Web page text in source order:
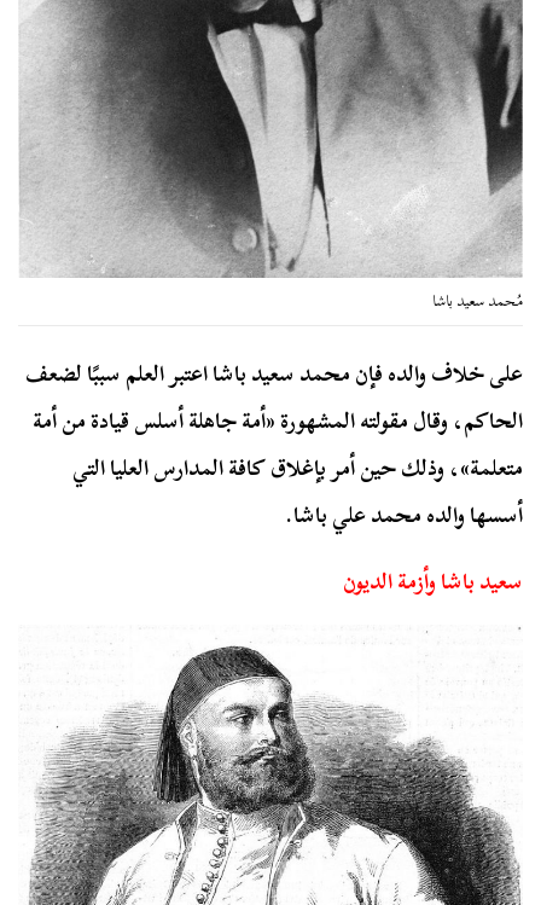
مُحمد سعيد باشا
على خلاف والده فإن محمد سعيد باشا اعتبر العلم سببًا لضعف
الحاكم، وقال مقولته المشهورة «أمة جاهلة أسلس قيادة من أمة
متعلمة»، وذلك حين أمر بإغلاق كافة المدارس العليا التي
أسسها والده محمد علي باشا.
سعيد باشا وأزمة الديون